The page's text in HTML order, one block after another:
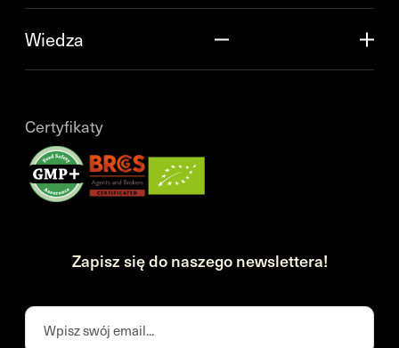
Wiedza
Certyfikaty
Zapisz się do naszego newslettera!